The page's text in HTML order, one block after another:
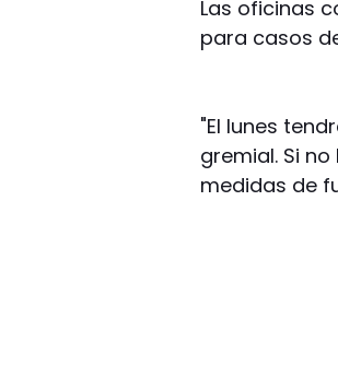
Las oficinas
para casos
"El lunes
gremial. Si
medidas de